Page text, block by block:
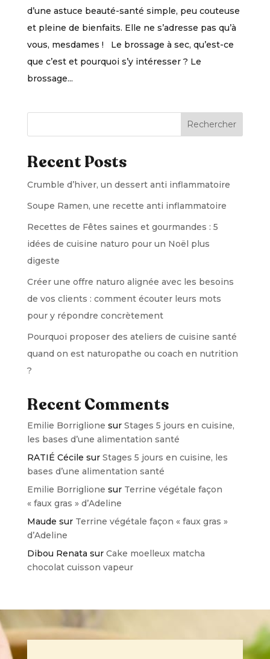
d’une astuce beauté-santé simple, peu couteuse
et pleine de bienfaits. Elle ne s’adresse pas qu’à
vous, mesdames ! Le brossage à sec, qu’est-ce
que c’est et pourquoi s’y intéresser ? Le
brossage...
Rechercher
Recent Posts
Crumble d’hiver, un dessert anti inflammatoire
Soupe Ramen, une recette anti inflammatoire
Recettes de Fêtes saines et gourmandes : 5
idées de cuisine naturo pour un Noël plus
digeste
Créer une offre naturo alignée avec les besoins
de vos clients : comment écouter leurs mots
pour y répondre concrètement
Pourquoi proposer des ateliers de cuisine santé
quand on est naturopathe ou coach en nutrition
?
Recent Comments
Emilie Borriglione sur Stages 5 jours en cuisine,
les bases d’une alimentation santé
RATIÉ Cécile sur Stages 5 jours en cuisine, les
bases d’une alimentation santé
Emilie Borriglione sur Terrine végétale façon
« faux gras » d’Adeline
Maude sur Terrine végétale façon « faux gras »
d’Adeline
Dibou Renata sur Cake moelleux matcha
chocolat cuisson vapeur